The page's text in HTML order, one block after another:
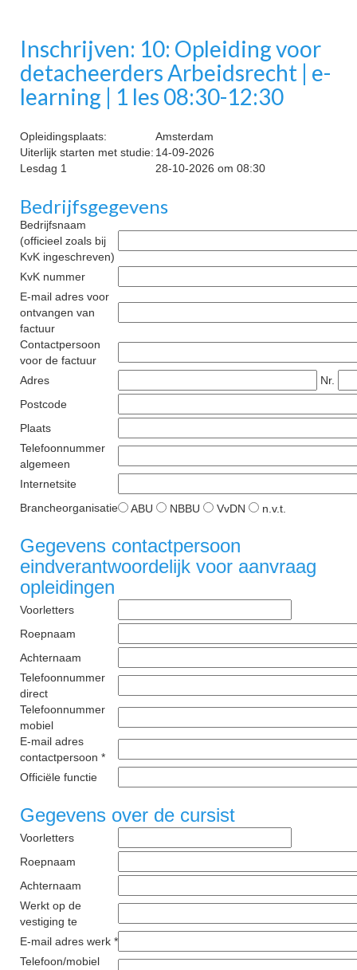
Inschrijven: 10: Opleiding voor
detacheerders Arbeidsrecht | e-
learning | 1 les 08:30-12:30
Opleidingsplaats:
Amsterdam
Uiterlijk starten met studie: 14-09-2026
Lesdag 1
28-10-2026 om 08:30
Bedrijfsgegevens
Bedrijfsnaam
(officieel zoals bij
KvK ingeschreven)
KvK nummer
E-mail adres voor
ontvangen van
factuur
Contactpersoon
voor de factuur
Adres
Nr.
Postcode
Plaats
Telefoonnummer
algemeen
Internetsite
Brancheorganisatie
ABU NBBU VvDN n.v.t.
Gegevens contactpersoon
eindverantwoordelijk voor aanvraag
opleidingen
Voorletters
Roepnaam
Achternaam
Telefoonnummer
direct
Telefoonnummer
mobiel
E-mail adres
contactpersoon *
Officiële functie
Gegevens over de cursist
Voorletters
Roepnaam
Achternaam
Werkt op de
vestiging te
E-mail adres werk *
Telefoon/mobiel